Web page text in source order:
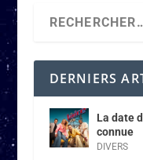
DERNIERS
La date
connue
DIVERS